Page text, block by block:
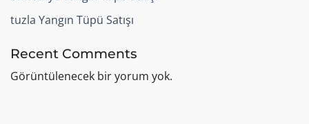
tuzla Yangın Tüpü Satışı
Recent Comments
Görüntülenecek bir yorum yok.